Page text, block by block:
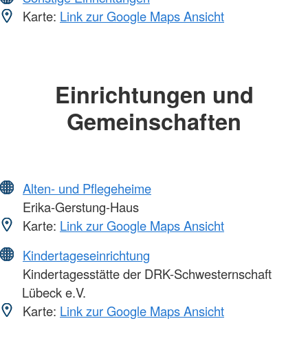
Karte: Link zur Google Maps Ansicht
Einrichtungen und
Gemeinschaften
Alten- und Pflegeheime
Erika-Gerstung-Haus
Karte: Link zur Google Maps Ansicht
Kindertageseinrichtung
Kindertagesstätte der DRK-Schwesternschaft
Lübeck e.V.
Karte: Link zur Google Maps Ansicht